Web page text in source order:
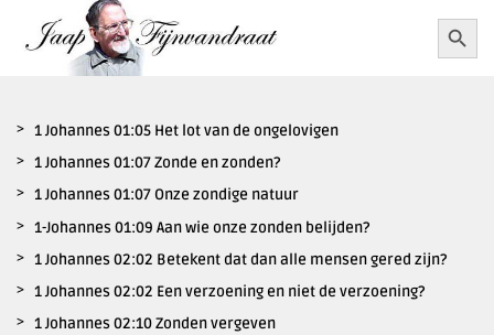
naar
Zoek
naar:
1 Johannes 01:05 Het lot van de ongelovigen
1 Johannes 01:07 Zonde en zonden?
1 Johannes 01:07 Onze zondige natuur
1-Johannes 01:09 Aan wie onze zonden belijden?
1 Johannes 02:02 Betekent dat dan alle mensen gered zijn?
1 Johannes 02:02 Een verzoening en niet de verzoening?
1 Johannes 02:10 Zonden vergeven